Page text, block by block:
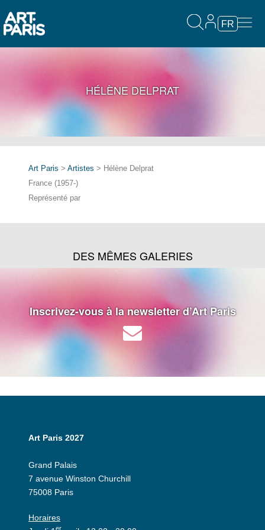
FR
HÉLÈNE DELPRAT
Art Paris > Artistes > Hélène Delprat
France (1957-)
Représenté par
DES MÊMES GALERIES
Inscrivez-vous à la newsletter d’Art Paris
Art Paris 2027
Grand Palais
7 avenue Winston Churchill
75008 Paris
Horaires
er